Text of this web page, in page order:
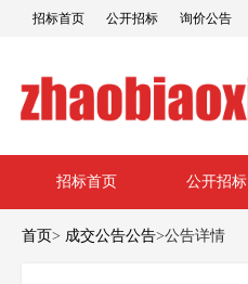
招标首页 公开招标 询价公告
招标首页 公开招标
首页> 成交公告公告>公告详情